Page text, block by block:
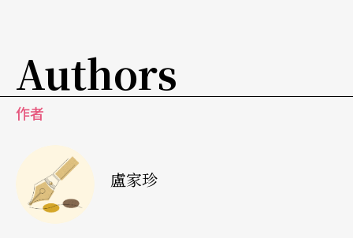
也正因為被賦予了重要的使命，三個場館也開始醞
釀不同的創新與串聯計畫。例如兩廳院為使表演藝
術工作者得以安心創作，將於二○一五年擴大推出
廳院資源，讓他們得以盡情發揮創意。
這項計畫將透過公開徵選或邀請，遴選出具特質的
Authors
作者
盧家珍